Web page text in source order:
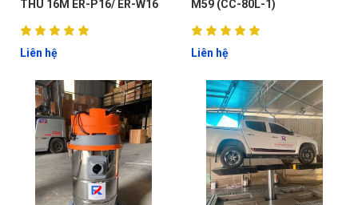
THU 16M ER-P16/ ER-W16
Liên hệ
M59 (CC-80L-1)
Liên hệ